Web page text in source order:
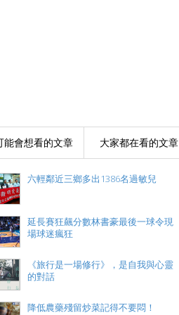
能會想看的文章 大家都在看的文章
六輕鄰近三鄉多出1386名過敏兒
延長賽狂飆分數林書豪最後一球令現
場球迷瘋狂
《旅行是一場修行》，是自我與心靈
的對話
降低農藥殘留炒菜記得不要悶！